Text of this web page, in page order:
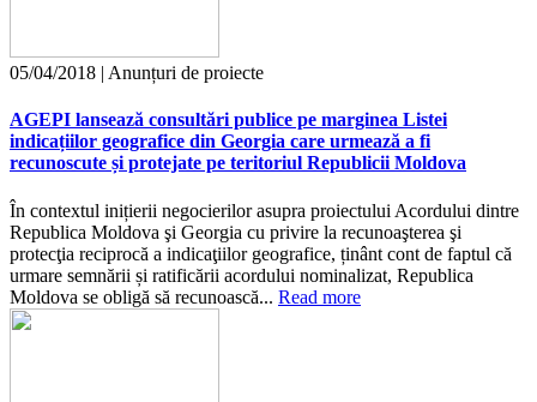
05/04/2018 | Anunțuri de proiecte
AGEPI lansează consultări publice pe marginea Listei
indicațiilor geografice din Georgia care urmează a fi
recunoscute și protejate pe teritoriul Republicii Moldova
În contextul inițierii negocierilor asupra proiectului Acordului dintre
Republica Moldova şi Georgia cu privire la recunoaşterea şi
protecţia reciprocă a indicaţiilor geografice, ținânt cont de faptul că
urmare semnării și ratificării acordului nominalizat, Republica
Moldova se obligă să recunoască... Read more